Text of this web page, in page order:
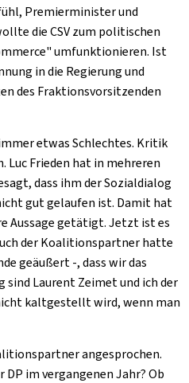
Premierminister und
die CSV zum politischen
" umfunktionieren. Ist
in die Regierung und
des Fraktionsvorsitzenden
etwas Schlechtes. Kritik
Luc Frieden hat in mehreren
dass ihm der Sozialdialog
gut gelaufen ist. Damit hat
Aussage getätigt. Jetzt ist es
der Koalitionspartner hatte
geäußert -, dass wir das
Laurent Zeimet und ich der
kaltgestellt wird, wenn man
angesprochen.
DP im vergangenen Jahr? Ob